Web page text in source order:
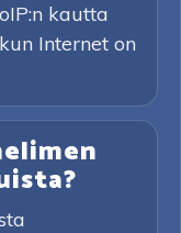
kautta
Internet on